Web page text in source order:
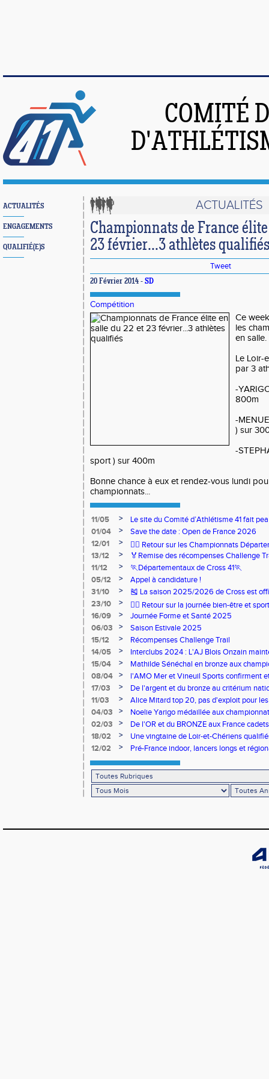
COMITÉ
ACTUALITÉS
ENGAGEMENTS
QUALIFIÉ(E)S
ACTUALITÉS
Championnats de France
23 février...3 athlètes qualifiés
Tweet
20 Février 2014 - SD
Compétition
Ce
les
en salle.
Le Loir-
par 3
-
800m
-
) sur
-
sport ) sur 400m
Bonne chance à eux et rendez-vous lundi
championnats...
11/05 >
Le site du Comité d’Athlétisme 41 fait
01/04
>
Save the date : Open de France 2026
12/01
>
🏃‍♂️ Retour sur les Championnats
13/12
>
🏅Remise des récompenses Challenge
11/12
>
🏃Départementaux de Cross 41🏃
05/12
>
Appel à candidature !
31/10
>
🎽 La saison 2025/2026 de Cross est
23/10
>
🧘‍♀️ Retour sur la journée bien-être et
16/09
>
Journée Forme et Santé 2025
06/03
>
Saison Estivale 2025
15/12
>
Récompenses Challenge Trail
14/05
>
Interclubs 2024 : L'AJ Blois Onzain
Romorantin en N2B
15/04 >
Mathilde Sénéchal en bronze aux
08/04
>
l'AMO Mer et Vineuil Sports confirment
benjamins
17/03 >
De l'argent et du bronze au critérium
11/03
>
Alice Mitard top 20, pas d'exploit pour
04/03
>
Noelie Yarigo médaillée aux
02/03
>
De l'OR et du BRONZE aux France
18/02
>
Une vingtaine de Loir-et-Chériens
12/02
> Pré-France indoor, lancers longs et